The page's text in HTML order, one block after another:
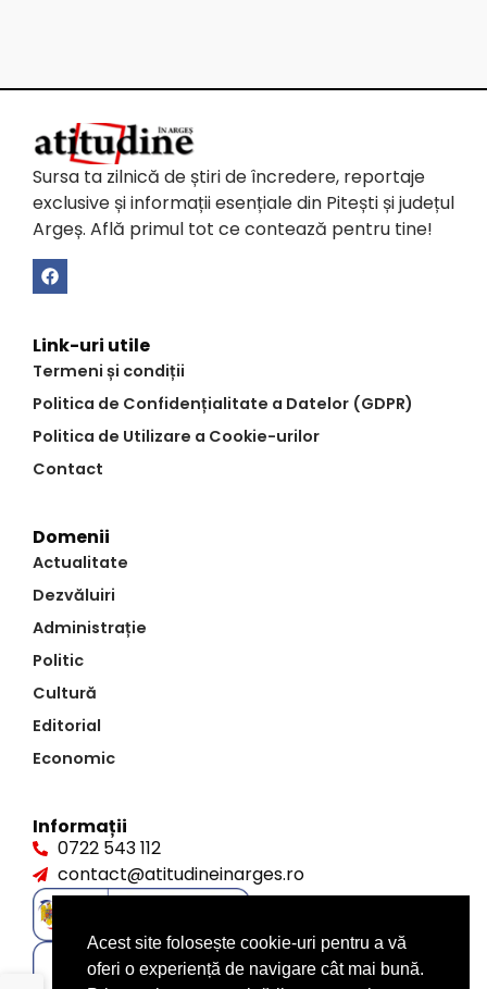
Sursa ta zilnică de știri de încredere, reportaje
exclusive și informații esențiale din Pitești și județul
Argeș. Află primul tot ce contează pentru tine!
Link-uri utile
Termeni și condiții
Politica de Confidențialitate a Datelor (GDPR)
Politica de Utilizare a Cookie-urilor
Contact
Domenii
Actualitate
Dezvăluiri
Administrație
Politic
Cultură
Editorial
Economic
Informații
0722 543 112
contact@atitudineinarges.ro
Acest site folosește cookie-uri pentru a vă
oferi o experiență de navigare cât mai bună.